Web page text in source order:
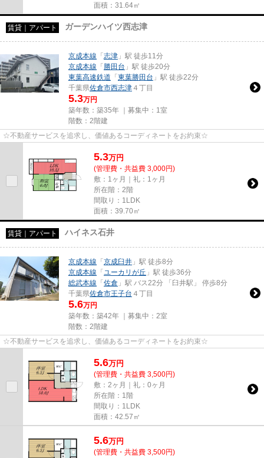
面積：31.64㎡
賃貸｜アパート ガーデンハイツ西志津
京成本線 「 志津 」駅 徒歩11分
京成本線 「 勝田台 」駅 徒歩20分
東葉高速鉄道 「 東葉勝田台 」駅 徒歩22分
千葉県佐倉市西志津 ４丁目
5.3万円
築年数：築35年 ｜募集中： 1室
階数：2階建
☆不動産サービスを追求し、価値あるコーディネートをお約束☆
5.3万円
(管理費・共益費 3,000円)
敷：1ヶ月｜礼：1ヶ月
所在階：2階
間取り：1LDK
面積：39.70㎡
賃貸｜アパート ハイネス石井
京成本線 「 京成臼井 」駅 徒歩8分
京成本線 「 ユーカリが丘 」駅 徒歩36分
総武本線 「 佐倉 」駅 バス22分 「臼井駅」 停歩8分
千葉県佐倉市王子台 ４丁目
5.6万円
築年数：築42年 ｜募集中： 2室
階数：2階建
☆不動産サービスを追求し、価値あるコーディネートをお約束☆
5.6万円
(管理費・共益費 3,500円)
敷：2ヶ月｜礼：0ヶ月
所在階：1階
間取り：1LDK
面積：42.57㎡
5.6万円
(管理費・共益費 3,500円)